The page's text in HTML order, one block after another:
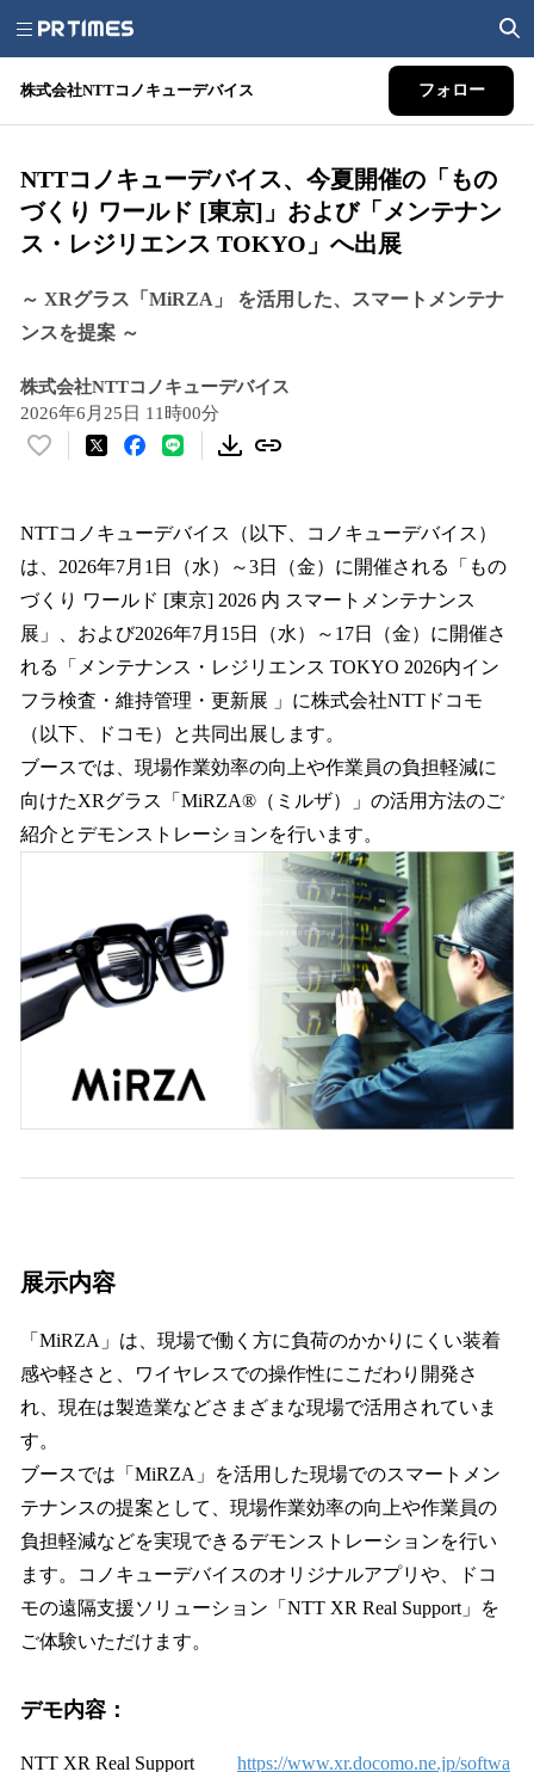
株式会社NTTコノキューデバイス フォロー
NTTコノキューデバイス、今夏開催の「もの
づくり ワールド [東京]」および「メンテナン
ス・レジリエンス TOKYO」へ出展
～ XRグラス「MiRZA」 を活用した、スマートメンテナ
ンスを提案 ～
株式会社NTTコノキューデバイス
2026年6月25日 11時00分
い
！
を
読
み
込
み
中
で
す
NTTコノキューデバイス（以下、コノキューデバイス）
は、2026年7月1日（水）～3日（金）に開催される「もの
づくり ワールド [東京] 2026 内 スマートメンテナンス
展」、および2026年7月15日（水）～17日（金）に開催さ
れる「メンテナンス・レジリエンス TOKYO 2026内イン
フラ検査・維持管理・更新展 」に株式会社NTTドコモ
（以下、ドコモ）と共同出展します。
ブースでは、現場作業効率の向上や作業員の負担軽減に
向けたXRグラス「MiRZA®（ミルザ）」の活用方法のご
紹介とデモンストレーションを行います。
展示内容
「MiRZA」は、現場で働く方に負荷のかかりにくい装着
感や軽さと、ワイヤレスでの操作性にこだわり開発さ
れ、現在は製造業などさまざまな現場で活用されていま
す。
ブースでは「MiRZA」を活用した現場でのスマートメン
テナンスの提案として、現場作業効率の向上や作業員の
負担軽減などを実現できるデモンストレーションを行い
ます。コノキューデバイスのオリジナルアプリや、ドコ
モの遠隔支援ソリューション「NTT XR Real Support」を
ご体験いただけます。
デモ内容：
NTT XR Real Support https://www.xr.docomo.ne.jp/softwa